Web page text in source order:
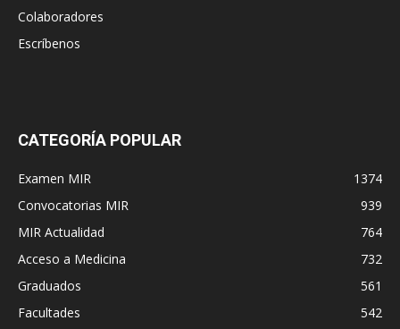
Colaboradores
Escríbenos
CATEGORÍA POPULAR
Examen MIR
1374
Convocatorias MIR
939
MIR Actualidad
764
Acceso a Medicina
732
Graduados
561
Facultades
542